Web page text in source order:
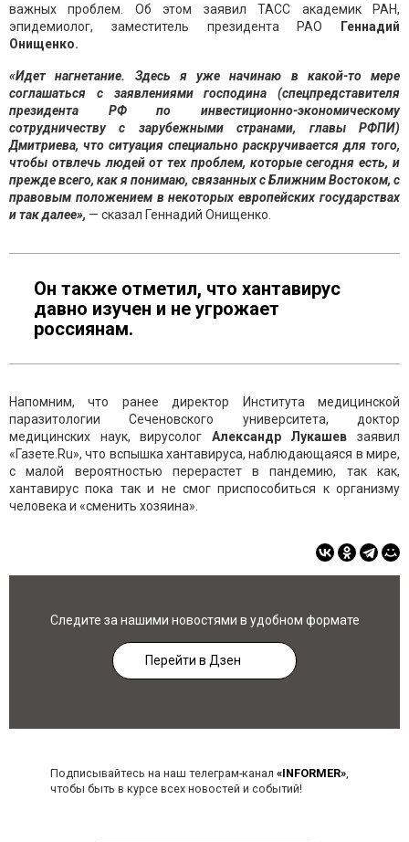
важных проблем. Об этом заявил ТАСС академик РАН,
эпидемиолог, заместитель президента РАО
Геннадий
Онищенко.
«Идет нагнетание. Здесь я уже начинаю в какой-то мере
соглашаться с заявлениями господина (спецпредставителя
президента РФ по инвестиционно-экономическому
сотрудничеству с зарубежными странами, главы РФПИ)
Дмитриева, что ситуация специально раскручивается для того,
чтобы отвлечь людей от тех проблем, которые сегодня есть, и
прежде всего, как я понимаю, связанных с Ближним Востоком, с
правовым положением в некоторых европейских государствах
и так далее», — сказал Геннадий Онищенко.
Он также отметил, что хантавирус
давно изучен и не угрожает
россиянам.
Напомним, что ранее директор Института медицинской
паразитологии Сеченовского университета, доктор
медицинских наук, вирусолог Александр Лукашев заявил
«Газете.Ru», что вспышка хантавируса, наблюдающаяся в мире,
с малой вероятностью перерастет в пандемию, так как,
хантавирус пока так и не смог приспособиться к организму
человека и «сменить хозяина».
Следите за нашими новостями в удобном формате
Перейти в Дзен
Подписывайтесь на наш телеграм-канал «INFORMER»,
чтобы быть в курсе всех новостей и событий!